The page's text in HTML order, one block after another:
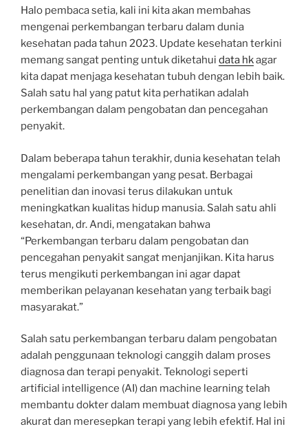
Halo pembaca setia, kali ini kita akan membahas
mengenai perkembangan terbaru dalam dunia
kesehatan pada tahun 2023. Update kesehatan terkini
memang sangat penting untuk diketahui data hkagar
kita dapat menjaga kesehatan tubuh dengan lebih baik.
Salah satu hal yang patut kita perhatikan adalah
perkembangan dalam pengobatan dan pencegahan
penyakit.
Dalam beberapa tahun terakhir, dunia kesehatan telah
mengalami perkembangan yang pesat. Berbagai
penelitian dan inovasi terus dilakukan untuk
meningkatkan kualitas hidup manusia. Salah satu ahli
kesehatan, dr. Andi, mengatakan bahwa
“Perkembangan terbaru dalam pengobatan dan
pencegahan penyakit sangat menjanjikan. Kita harus
terus mengikuti perkembangan ini agar dapat
memberikan pelayanan kesehatan yang terbaik bagi
masyarakat.”
Salah satu perkembangan terbaru dalam pengobatan
adalah penggunaan teknologi canggih dalam proses
diagnosa dan terapi penyakit. Teknologi seperti
artificial intelligence (AI) dan machine learning telah
membantu dokter dalam membuat diagnosa yang lebih
akurat dan meresepkan terapi yang lebih efektif. Hal ini